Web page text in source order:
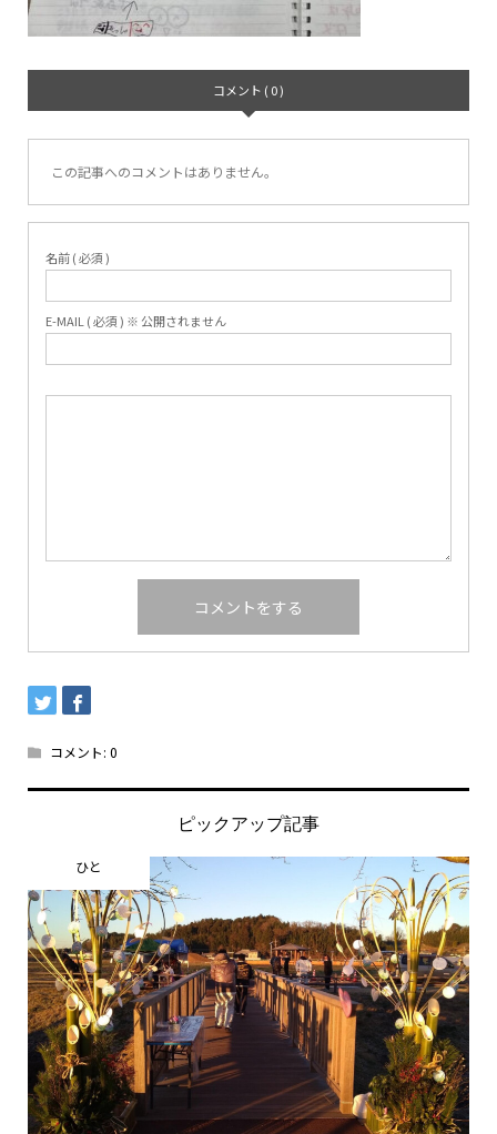
コメント ( 0 )
この記事へのコメントはありません。
名前 ( 必須 )
E-MAIL ( 必須 ) ※ 公開されません
コメント: 0
ピックアップ記事
ひと